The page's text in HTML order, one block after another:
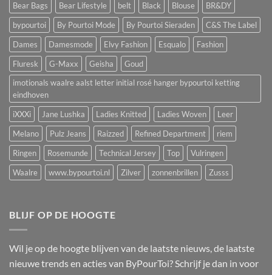
Bear Bags
Bear Lifestyle belt Black Blouse
BR&DY
bypourtoi
By Pourtoi Mode By Pourtoi Sieraden
C&S The Label
Dames
Damesmode Elvy Fashion Esqualo
Fashion
Fluresk
G-Maxx Geisha
Goud
imotionals waalre aalst letter initial rosé hanger bypourtoi ketting
eindhoven
iXXXi
Jane Lushka Ladies Knitted Ladies Woven
Leer
Melano
Pulz Jeans Raizzed Refined Department
riem
Ringen
Rosemunde Technical Jersey Top
Vulringen
Waalre
www.bypourtoi.nl Zilver zonnenbrillen Zusss
BLIJF OP DE HOOGTE
Wil je op de hoogte blijven van de laatste nieuws, de laatste
nieuwe trends en acties van ByPourToi? Schrijf je dan in voor